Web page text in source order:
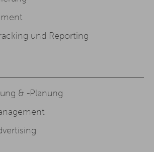
und Reporting
& -Planung